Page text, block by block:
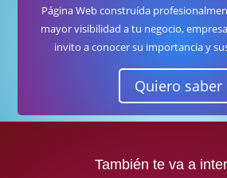
Página Web construída
mayor visibilidad a tu negocio,
invito a conocer su importancia y
Quiero saber
También te va a